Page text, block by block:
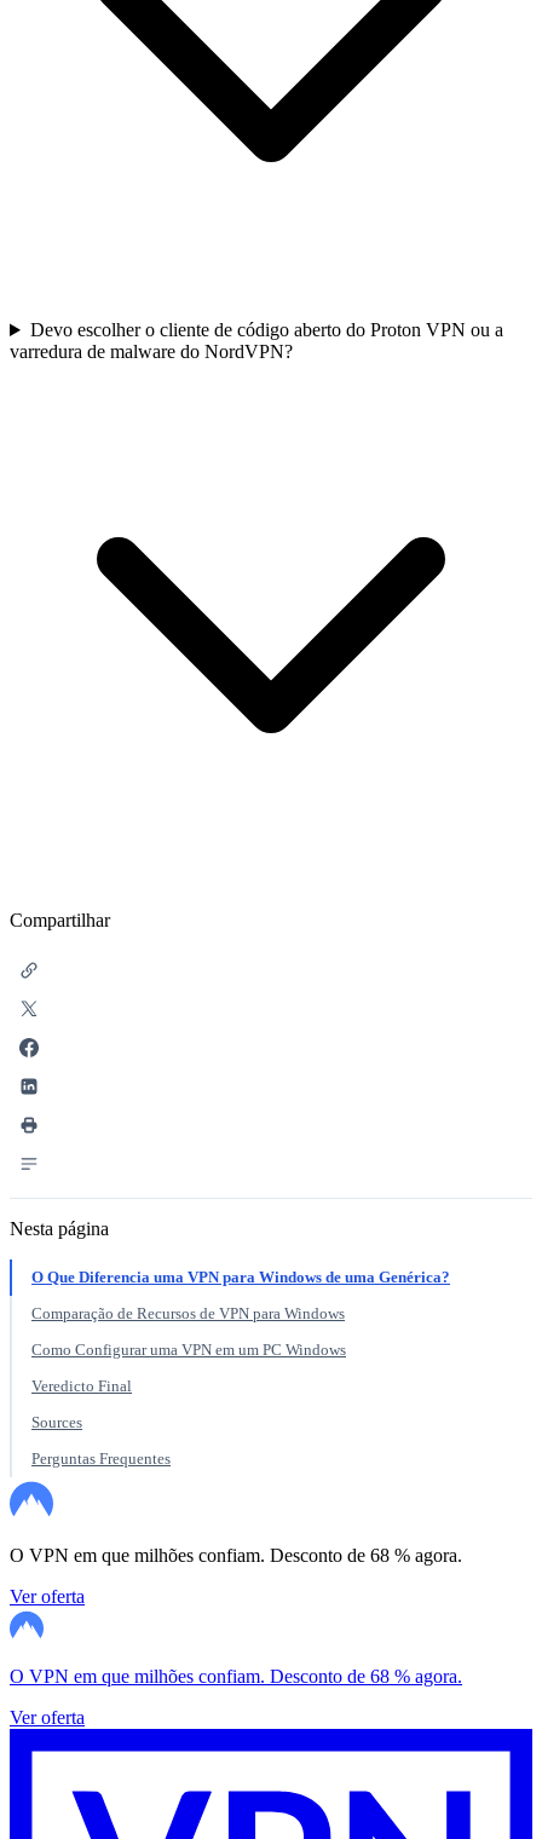
Devo escolher o cliente de código aberto do Proton VPN ou a
varredura de malware do NordVPN?
Compartilhar
Nesta página
O Que Diferencia uma VPN para Windows de uma Genérica?
Comparação de Recursos de VPN para Windows
Como Configurar uma VPN em um PC Windows
Veredicto Final
Sources
Perguntas Frequentes
O VPN em que milhões confiam. Desconto de 68 % agora.
Ver oferta
O VPN em que milhões confiam. Desconto de 68 % agora.
Ver oferta